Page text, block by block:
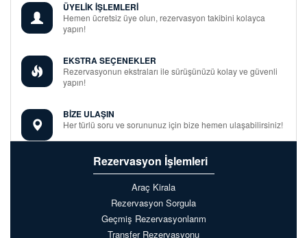
ÜYELİK İŞLEMLERİ
Hemen ücretsiz üye olun, rezervasyon takibini kolayca
yapın!
EKSTRA SEÇENEKLER
Rezervasyonun ekstraları ile sürüşünüzü kolay ve güvenli
yapın!
BİZE ULAŞIN
Her türlü soru ve sorununuz için bize hemen ulaşabilirsiniz!
Rezervasyon İşlemleri
Araç Kirala
Rezervasyon Sorgula
Geçmiş Rezervasyonlarım
Transfer Rezervasyonu